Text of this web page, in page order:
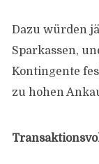
Dazu würden
Sparkassen,
Kontingente
zu hohen